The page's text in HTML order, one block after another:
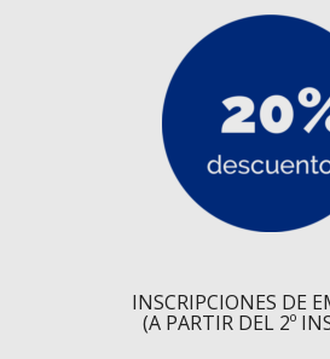
INSCRIPCIONES DE
(A PARTIR DEL 2º